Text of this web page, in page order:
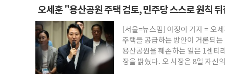
오세훈 "용산공원 주택 검토, 민주당 스스로 원칙
[서울=뉴스핌] 이정아 기자 = 오
주택을 공급하는 방안이 거론되
용산공원을 훼손하는 일은 1센티
장을 밝혔다. 오 시장은 8일 자신